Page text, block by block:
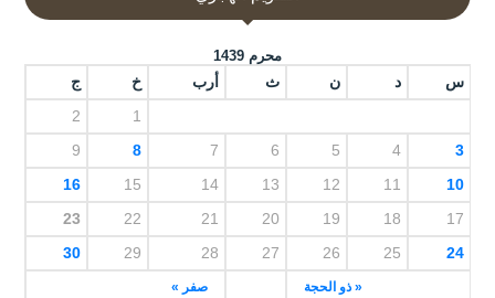
محرم 1439
س د ن ث أرب خ ج
« ذو الحجة صفر »
1
2
3
4
5
6
7
8
9
10
11
12
13
14
15
16
17
18
19
20
21
22
23
24
25
26
27
28
29
30